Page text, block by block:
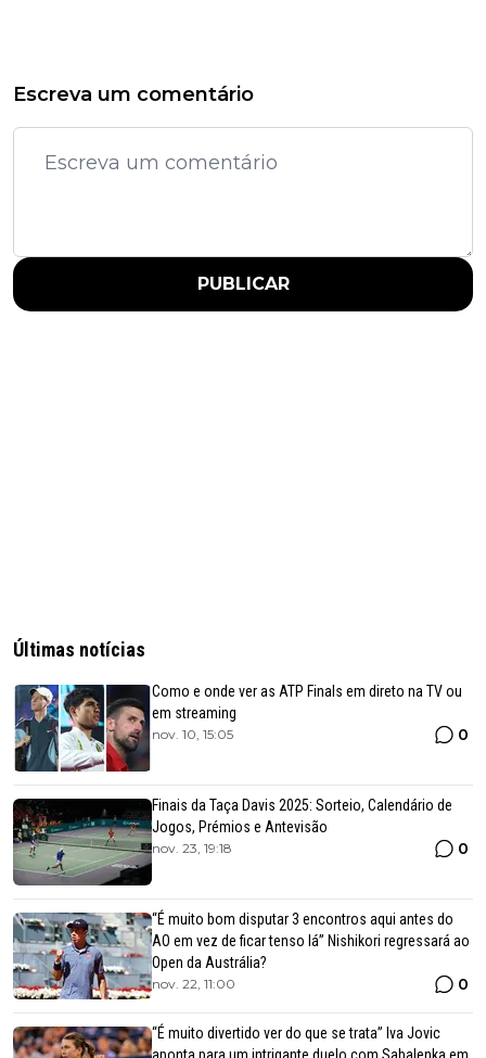
Escreva um comentário
PUBLICAR
Últimas notícias
Como e onde ver as ATP Finals em direto na TV ou
em streaming
nov. 10, 15:05 0
Finais da Taça Davis 2025: Sorteio, Calendário de
Jogos, Prémios e Antevisão
nov. 23, 19:18 0
“É muito bom disputar 3 encontros aqui antes do
AO em vez de ficar tenso lá” Nishikori regressará ao
Open da Austrália?
nov. 22, 11:00 0
“É muito divertido ver do que se trata” Iva Jovic